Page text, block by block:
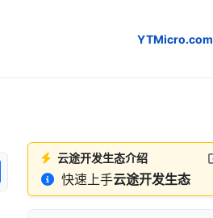
YTMicro.com
云途开发生态介绍
快速上手云途开发生态